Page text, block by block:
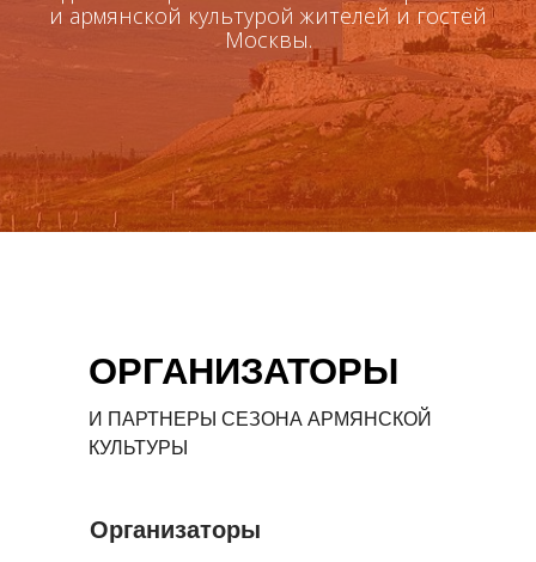
и армянской культурой жителей и гостей
Москвы.
ОРГАНИЗАТОРЫ
И ПАРТНЕРЫ СЕЗОНА АРМЯНСКОЙ
КУЛЬТУРЫ
Организаторы